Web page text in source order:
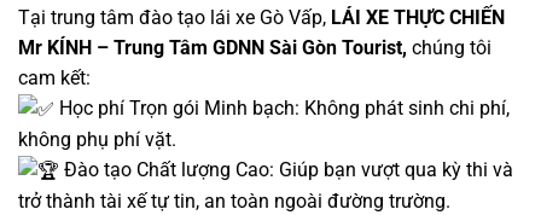
Tại trung tâm đào tạo lái xe Gò Vấp, LÁI XE THỰC CHIẾN
Mr KÍNH – Trung Tâm GDNN Sài Gòn Tourist, chúng tôi
cam kết:
Học phí Trọn gói Minh bạch: Không phát sinh chi phí,
không phụ phí vặt.
Đào tạo Chất lượng Cao: Giúp bạn vượt qua kỳ thi và
trở thành tài xế tự tin, an toàn ngoài đường trường.